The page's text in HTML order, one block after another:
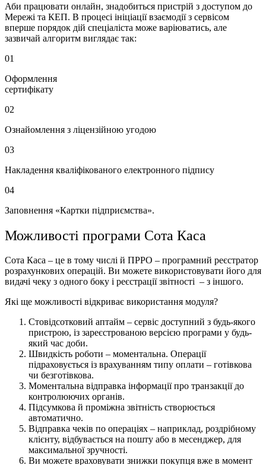
Аби працювати онлайн, знадобиться пристрій з доступом до
Мережі та КЕП. В процесі ініціації взаємодії з сервісом
вперше порядок дій спеціаліста може варіюватись, але
зазвичай алгоритм виглядає так:
01
Оформлення
сертифікату
02
Ознайомлення з ліцензійною угодою
03
Накладення кваліфікованого електронного підпису
04
Заповнення «Картки підприємства».
Можливості програми Сота Каса
Сота Каса – це в тому числі й ПРРО – програмний реєстратор
розрахункових операцій. Ви можете використовувати його для
видачі чеку з одного боку і реєстрації звітності – з іншого.
Які ще можливості відкриває використання модуля?
Стовідсотковий аптайм – сервіс доступний з будь-якого
пристрою, із зареєстрованою версією програми у будь-
який час доби.
Швидкість роботи – моментальна. Операції
підраховується із врахуванням типу оплати – готівкова
чи безготівкова.
Моментальна відправка інформації про транзакції до
контролюючих органів.
Підсумкова й проміжна звітність створюється
автоматично.
Відправка чеків по операціях – наприклад, роздрібному
клієнту, відбувається на пошту або в месенджер, для
максимальної зручності.
Ви можете враховувати знижки покупця вже в момент